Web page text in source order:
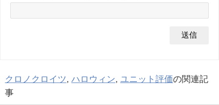
クロノクロイツ, ハロウィン, ユニット評価の関連記
事